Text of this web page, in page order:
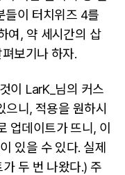
들이 터치위즈 4를
여, 약 세시간의 삽
보기나 하자.
이 LarK_님의 커스
니, 적용을 원하시
업데이트가 뜨니, 이
있을 수 있다. 실제
두 번 나왔다.) 주